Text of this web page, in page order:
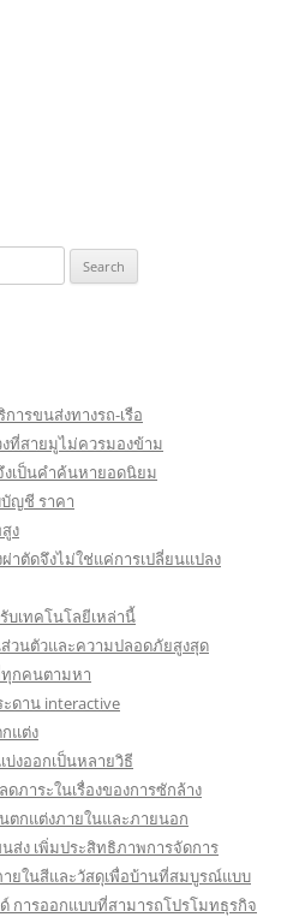
ารขนส่งทางรถ-เรือ
งที่สายมูไม่ควรมองข้าม
เป็นคำค้นหายอดนิยม
ญชี ราคา
ง
าตัดจึงไม่ใช่แค่การเปลี่ยนแปลง
บเทคโนโลยีเหล่านี้
วนตัวและความปลอดภัยสูงสุด
ทุกคนตามหา
ดาน interactive
แต่ง
บ่งออกเป็นหลายวิธี
ภาระในเรื่องของการซักล้าง
ตกแต่งภายในและภายนอก
ส่ง เพิ่มประสิทธิภาพการจัดการ
ยในสีและวัสดุเพื่อบ้านที่สมบูรณ์แบบ
การออกแบบที่สามารถโปรโมทธุรกิจ